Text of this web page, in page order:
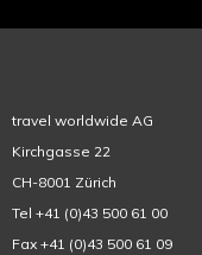
travel worldwide AG
Kirchgasse 22
CH-8001 Zürich
Tel +41 (0)43 500 61 00
Fax +41 (0)43 500 61 09